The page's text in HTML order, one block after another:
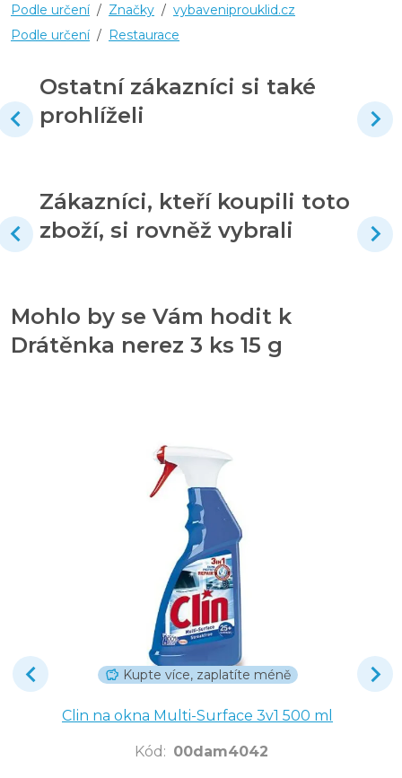
Podle určení / Značky / vybaveniprouklid.cz
Podle určení / Restaurace
Ostatní zákazníci si také
prohlíželi
Zákazníci, kteří koupili toto
zboží, si rovněž vybrali
Mohlo by se Vám hodit k
Drátěnka nerez 3 ks 15 g
Kupte více, zaplatíte méně
Clin na okna Multi-Surface 3v1 500 ml
Kód : 00dam4042